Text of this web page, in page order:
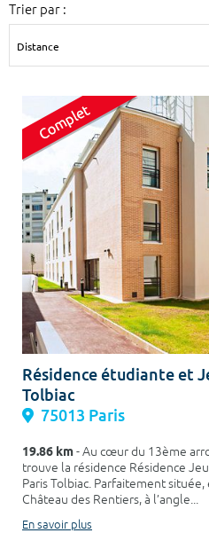
m²
Type de location
Votre date d'entrée
Trier par :
Résidence étudiante et
Tolbiac
75013 Paris
19.86 km- Au cœur du 13ème
trouve la résidence Résidence
Paris Tolbiac. Parfaitement
Château des Rentiers, à l’angle...
En savoir plus